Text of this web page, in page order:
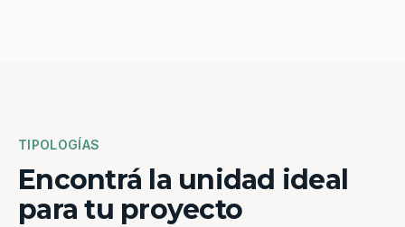
TIPOLOGÍAS
Encontrá la unidad ideal
para tu proyecto